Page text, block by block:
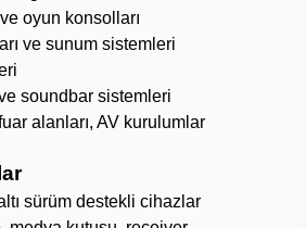
oyun konsolları
ve sunum sistemleri
soundbar sistemleri
alanları, AV kurulumlar
sürüm destekli cihazlar